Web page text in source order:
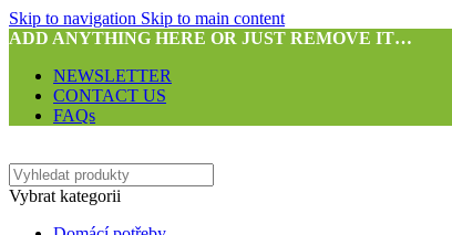
Skip to navigation Skip to main content
ADD ANYTHING HERE OR JUST REMOVE IT…
NEWSLETTER
CONTACT US
FAQs
Vybrat kategorii